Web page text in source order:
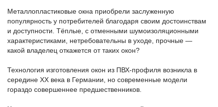
Металлопластиковые окна приобрели заслуженную
популярность у потребителей благодаря своим достоинствам
и доступности. Тёплые, с отменными шумоизоляционными
характеристиками, нетребовательны в уходе, прочные —
какой владелец откажется от таких окон?
Технология изготовления окон из ПВХ-профиля возникла в
середине ХХ века в Германии, но современные модели
гораздо совершеннее предшественников.